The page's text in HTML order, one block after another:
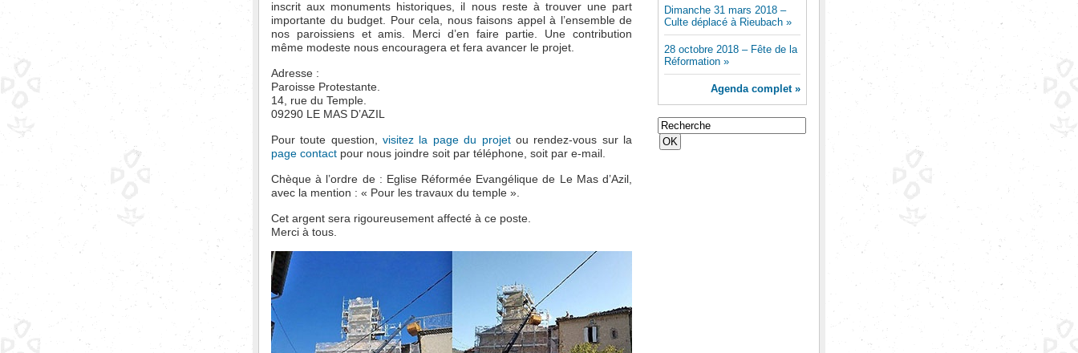
inscrit aux monuments historiques, il nous reste à trouver une part
importante du budget. Pour cela, nous faisons appel à l’ensemble de
nos paroissiens et amis. Merci d’en faire partie. Une contribution
même modeste nous encouragera et fera avancer le projet.
Adresse :
Paroisse Protestante.
14, rue du Temple.
09290 LE MAS D’AZIL
Pour toute question,visitez la page du projetou rendez-vous sur la
page contact pour nous joindre soit par téléphone, soit par e-mail.
Chèque à l’ordre de : Eglise Réformée Evangélique de Le Mas d’Azil,
avec la mention : « Pour les travaux du temple ».
Cet argent sera rigoureusement affecté à ce poste.
Merci à tous.
Dimanche 31 mars 2018 –
Culte déplacé à Rieubach »
28 octobre 2018 – Fête de la
Réformation »
Agenda complet »